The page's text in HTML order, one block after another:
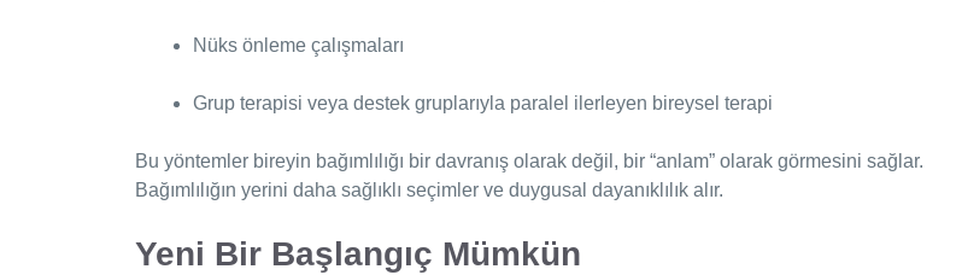
Nüks önleme çalışmaları
Grup terapisi veya destek gruplarıyla paralel ilerleyen bireysel terapi
Bu yöntemler bireyin bağımlılığı bir davranış olarak değil, bir “anlam” olarak görmesini sağlar.
Bağımlılığın yerini daha sağlıklı seçimler ve duygusal dayanıklılık alır.
Yeni Bir Başlangıç Mümkün